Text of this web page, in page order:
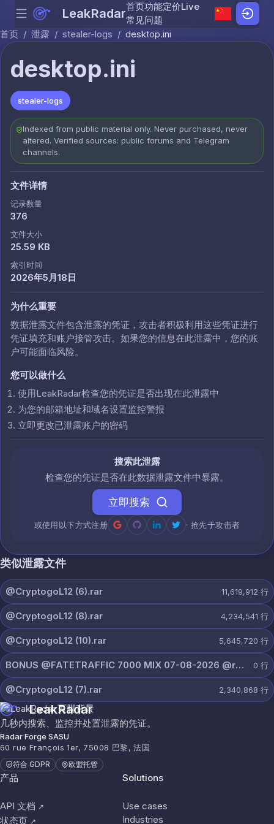
Skip to content
Menu LeakRadar首页功能定价Live
常见问题
首页 / 泄露 / stealer-logs / desktop.ini
desktop.ini
stealer-logs
Indexed from public material only. Never purchased, never
altered. Verified sources: public forums and Telegram
channels.
文件详情
记录数量
376
文件大小
25.59 KB
索引时间
2026年5月18日
为什么重要
数据泄露文件包含泄露的凭证，攻击者积极利用这些凭证进行
凭证填充和账户接管攻击。如果您的信息在此泄露中，您的账
户可能面临风险。
您可以做什么
使用LeakRadar检查您的凭证是否出现在此泄露中
为您的邮箱地址和域名设置监控警报
立即更改已泄露账户的密码
搜索此泄露
检查您的凭证是否在此数据泄露文件中暴露。
立即搜索
或使用以下方式注册 · 抢先于攻击者
类似泄露文件
@CryptogoL12 (6).rar 11,619,912 行
@CryptogoL12 (8).rar 4,234,541 行
@CryptogoL12 (10).rar 5,645,720 行
BONUS @FATETRAFFIC 7000 MIX 07-08-2026 @r0bin1337.rar 0 行
@CryptogoL12 (7).rar 2,340,868 行
LeakRadar
几秒内搜索、监控并处置泄露的凭证。
Radar Forge SASU
60 rue François 1er, 75008 巴黎, 法国
符合 GDPR 欧盟托管
产品
API 文档 ↗
状态页 ↗
Solutions
Use cases
Industries